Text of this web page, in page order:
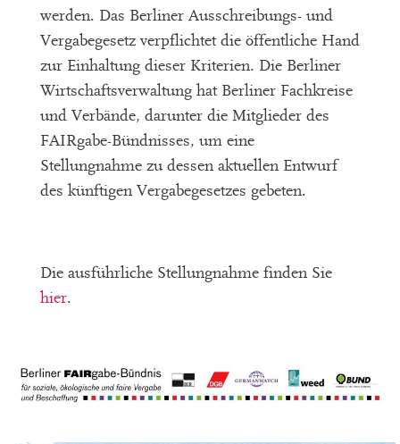
werden. Das Berliner Ausschreibungs- und
Vergabegesetz verpflichtet die öffentliche Hand
zur Einhaltung dieser Kriterien. Die Berliner
Wirtschaftsverwaltung hat Berliner Fachkreise
und Verbände, darunter die Mitglieder des
FAIRgabe-Bündnisses, um eine
Stellungnahme zu dessen aktuellen Entwurf
des künftigen Vergabegesetzes gebeten.
Die ausführliche Stellungnahme finden Sie
hier.